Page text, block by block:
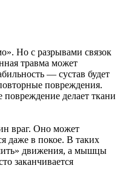
Но с разрывами связок
травма может
— сустав будет
повреждения.
делает ткани
враг. Оно может
даже в покое. В таких
движения, а мышцы
заканчивается